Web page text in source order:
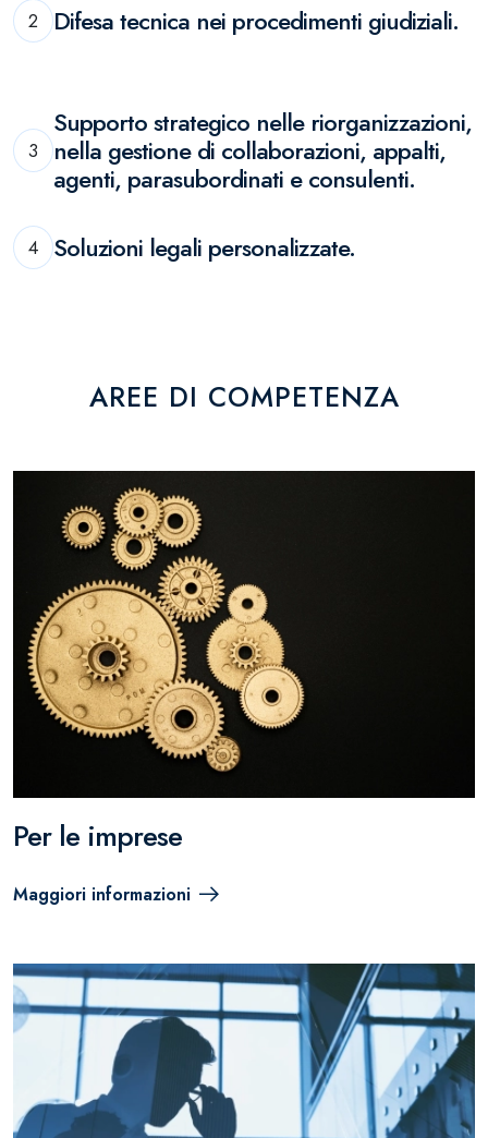
2 Difesa tecnica nei procedimenti giudiziali.
3
Supporto strategico nelle riorganizzazioni,
nella gestione di collaborazioni, appalti,
agenti, parasubordinati e consulenti.
4 Soluzioni legali personalizzate.
AREE DI COMPETENZA
Per le imprese
Maggiori informazioni